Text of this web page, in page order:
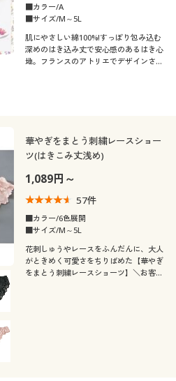
■カラー/A
■サイズ/M～5L
肌にやさしい綿100%!すっぽり包み込む
深めのはき込み丈で安心感のあるはき心
地。フランスのアトリエでデザインされ
華やぎをまとう刺繍レースショー
ツ(はきこみ丈浅め)
1,089円～
57件
■カラー/6色展開
■サイズ/M～5L
花刺しゅうやレースをふんだんに、大人
がときめく可愛さをちりばめた【華やぎ
をまとう刺繍レースショーツ】＼お客様